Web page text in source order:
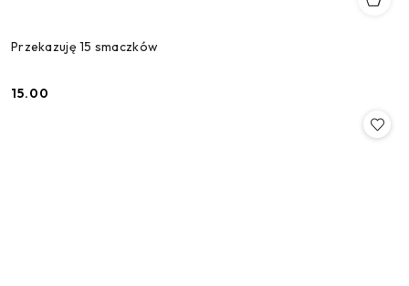
Przekazuję 15 smaczków
Cena:
15.00